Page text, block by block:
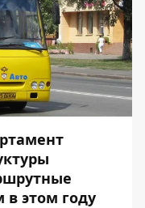
в этом году